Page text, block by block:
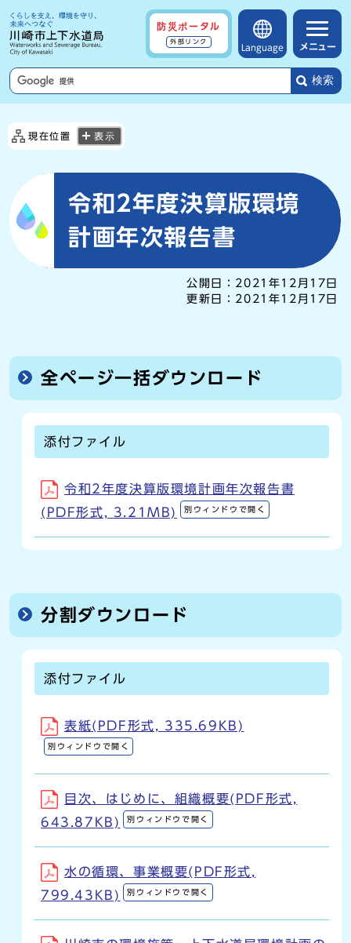
防災ポータル
外部リンク
Language メニュー
検索
現在位置 表示
令和2年度決算版環境
計画年次報告書
公開日： 2021年12月17日
更新日： 2021年12月17日
全ページ一括ダウンロード
添付ファイル
令和2年度決算版環境計画年次報告書
(PDF形式, 3.21MB)
別ウィンドウで開く
分割ダウンロード
添付ファイル
表紙(PDF形式, 335.69KB)
別ウィンドウで開く
目次、はじめに、組織概要(PDF形式,
643.87KB)
別ウィンドウで開く
水の循環、事業概要(PDF形式,
799.43KB)
別ウィンドウで開く